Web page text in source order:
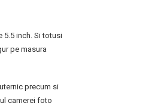
5.5 inch. Si totusi
pe masura
precum si
camerei foto